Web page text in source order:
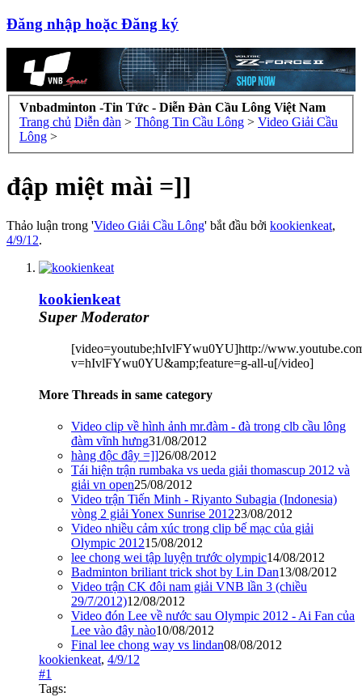
Đăng nhập hoặc Đăng ký
Vnbadminton -Tin Tức - Diễn Đàn Cầu Lông Việt Nam
Trang chủ Diễn đàn > Thông Tin Cầu Lông > Video Giải Cầu
Lông >
đập miệt mài =]]
Thảo luận trong 'Video Giải Cầu Lông' bắt đầu bởi kookienkeat,
4/9/12.
kookienkeat
Super Moderator
[video=youtube;hIvlFYwu0YU]http://
v=hIvlFYwu0YU&amp;feature=g-all-u[/video]
More Threads in same category
Video clip về hình ảnh mr.đàm - đà trong clb cầu lông
đàm vĩnh hưng31/08/2012
hàng độc đây =]]26/08/2012
Tái hiện trận rumbaka vs ueda giải thomascup 2012 và
giải vn open25/08/2012
Video trận Tiến Minh - Riyanto Subagia (Indonesia)
vòng 2 giải Yonex Sunrise 201223/08/2012
Video nhiều cảm xúc trong clip bế mạc của giải
Olympic 201215/08/2012
lee chong wei tập luyện trước olympic14/08/2012
Badminton briliant trick shot by Lin Dan13/08/2012
Video trận CK đôi nam giải VNB lần 3 (chiều
29/7/2012)12/08/2012
Video đón Lee về nước sau Olympic 2012 - Ai Fan của
Lee vào đây nào10/08/2012
Final lee chong way vs lindan08/08/2012
kookienkeat, 4/9/12
#1
Tags: